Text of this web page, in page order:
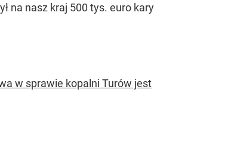
na nasz kraj 500 tys. euro kary
w sprawie kopalni Turów jest